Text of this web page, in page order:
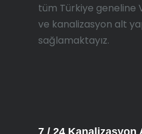
tüm Türkiye geneline
ve kanalizasyon alt
sağlamaktayız.